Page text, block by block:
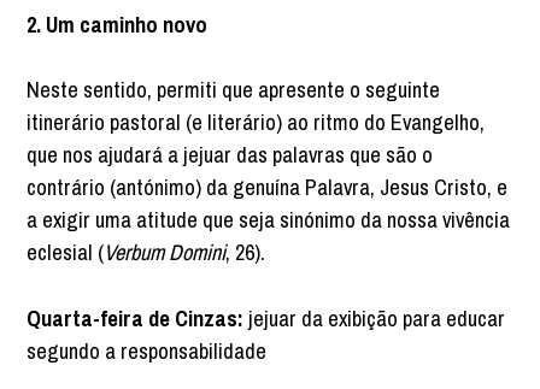
2. Um caminho novo
Neste sentido, permiti que apresente o seguinte
itinerário pastoral (e literário) ao ritmo do Evangelho,
que nos ajudará a jejuar das palavras que são o
contrário (antónimo) da genuína Palavra, Jesus Cristo, e
a exigir uma atitude que seja sinónimo da nossa vivência
eclesial (Verbum Domini, 26).
Quarta-feira de Cinzas: jejuar da exibição para educar
segundo a responsabilidade